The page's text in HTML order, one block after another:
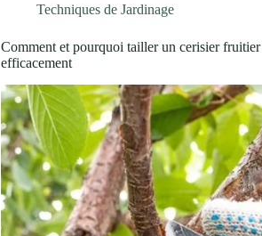
Techniques de Jardinage
Comment et pourquoi tailler un cerisier fruitier
efficacement